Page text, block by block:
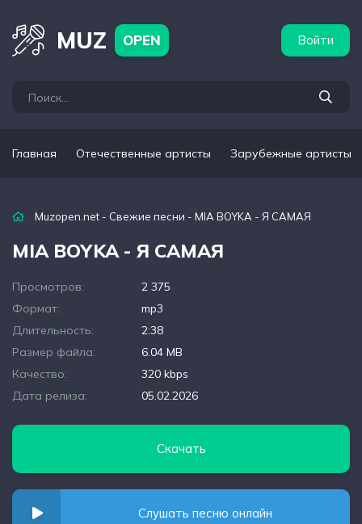
MUZ OPEN Войти
Главная Отечественные артисты Зарубежные артисты
Muzopen.net - Свежие песни - MIA BOYKA - Я САМАЯ
MIA BOYKA - Я САМАЯ
Просмотров:
2 375
Формат:
mp3
Длительность:
2:38
Размер файла:
6.04 MB
Качество:
320 kbps
Дата релиза:
05.02.2026
Скачать
Слушать песню онлайн
артисты Популярные подборки